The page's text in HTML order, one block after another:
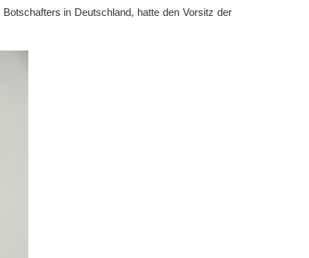
in Deutschland, hatte den Vorsitz der